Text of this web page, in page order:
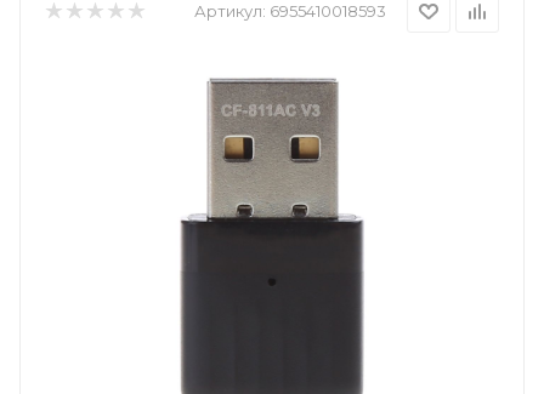
Артикул: 6955410018593